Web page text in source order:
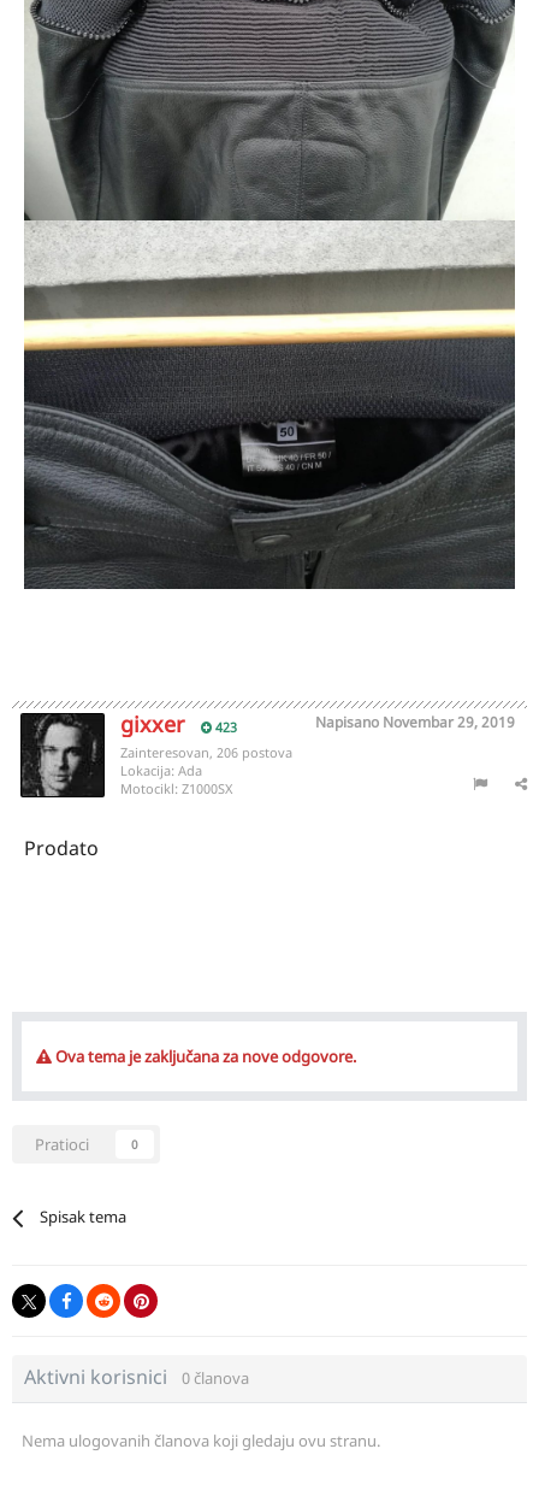
gixxer 423 Napisano Novembar 29, 2019
Zainteresovan, 206 postova
Lokacija: Ada
Motocikl: Z1000SX
Prodato
Ova tema je zaključana za nove odgovore.
Pratioci 0
Spisak tema
Aktivni korisnici 0 članova
Nema ulogovanih članova koji gledaju ovu stranu.